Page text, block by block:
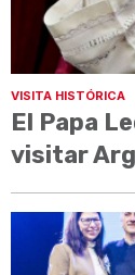
VISITA HISTÓRICA
El Papa
visitar